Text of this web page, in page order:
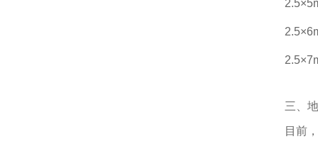
三、
目前